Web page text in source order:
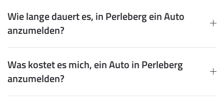
Wie lange dauert es, in Perleberg ein Auto
anzumelden?
Was kostet es mich, ein Auto in Perleberg
anzumelden?